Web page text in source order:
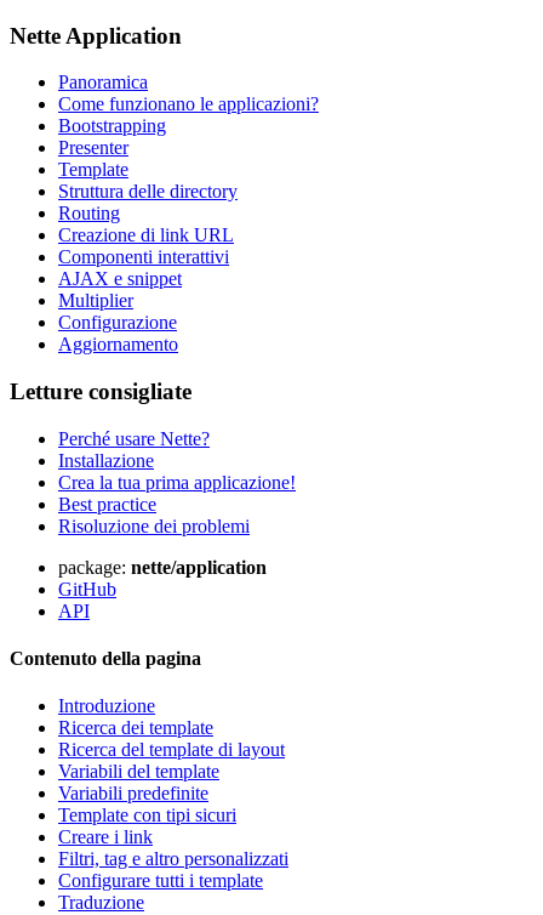
Nette Application
Panoramica
Come funzionano le applicazioni?
Bootstrapping
Presenter
Template
Struttura delle directory
Routing
Creazione di link URL
Componenti interattivi
AJAX e snippet
Multiplier
Configurazione
Aggiornamento
Letture consigliate
Perché usare Nette?
Installazione
Crea la tua prima applicazione!
Best practice
Risoluzione dei problemi
package: nette/application
GitHub
API
Contenuto della pagina
Introduzione
Ricerca dei template
Ricerca del template di layout
Variabili del template
Variabili predefinite
Template con tipi sicuri
Creare i link
Filtri, tag e altro personalizzati
Configurare tutti i template
Traduzione